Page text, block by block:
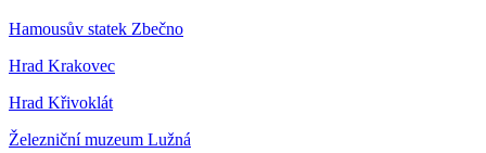
Hamousův statek Zbečno
Hrad Krakovec
Hrad Křivoklát
Železniční muzeum Lužná